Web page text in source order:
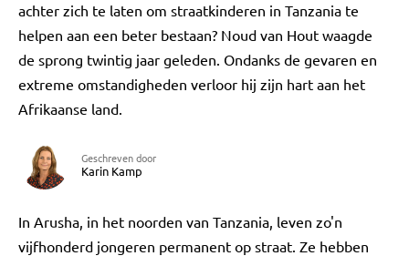
achter zich te laten om straatkinderen in Tanzania te
helpen aan een beter bestaan? Noud van Hout waagde
de sprong twintig jaar geleden. Ondanks de gevaren en
extreme omstandigheden verloor hij zijn hart aan het
Afrikaanse land.
Geschreven door
Karin Kamp
In Arusha, in het noorden van Tanzania, leven zo'n
vijfhonderd jongeren permanent op straat. Ze hebben